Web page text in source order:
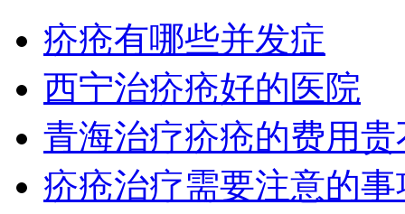
疥疮有哪些并发症
西宁治疥疮好的医院
青海治疗疥疮的费用贵
疥疮治疗需要注意的